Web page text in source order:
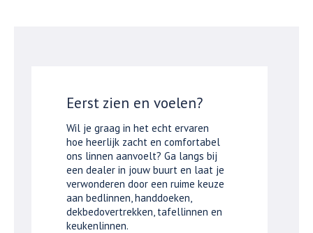
Eerst zien en voelen?
Wil je graag in het echt ervaren
hoe heerlijk zacht en comfortabel
ons linnen aanvoelt? Ga langs bij
een dealer in jouw buurt en laat je
verwonderen door een ruime keuze
aan bedlinnen, handdoeken,
dekbedovertrekken, tafellinnen en
keukenlinnen.